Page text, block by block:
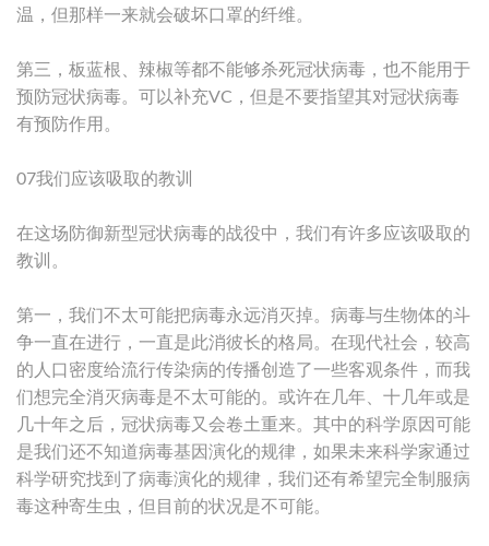
温，但那样一来就会破坏口罩的纤维。
第三，板蓝根、辣椒等都不能够杀死冠状病毒，也不能用于
预防冠状病毒。可以补充VC，但是不要指望其对冠状病毒
有预防作用。
07我们应该吸取的教训
在这场防御新型冠状病毒的战役中，我们有许多应该吸取的
教训。
第一，我们不太可能把病毒永远消灭掉。病毒与生物体的斗
争一直在进行，一直是此消彼长的格局。在现代社会，较高
的人口密度给流行传染病的传播创造了一些客观条件，而我
们想完全消灭病毒是不太可能的。或许在几年、十几年或是
几十年之后，冠状病毒又会卷土重来。其中的科学原因可能
是我们还不知道病毒基因演化的规律，如果未来科学家通过
科学研究找到了病毒演化的规律，我们还有希望完全制服病
毒这种寄生虫，但目前的状况是不可能。